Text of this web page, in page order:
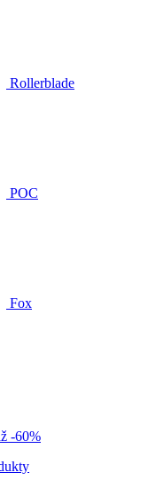
Rollerblade
POC
Fox
-60%